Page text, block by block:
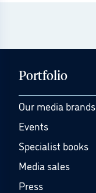
Portfolio
Our media brands
Events
Specialist books
Media sales
Press